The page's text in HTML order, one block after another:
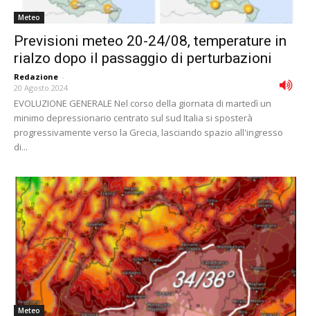
Meteo
Previsioni meteo 20-24/08, temperature in
rialzo dopo il passaggio di perturbazioni
Redazione -
20 Agosto 2024
EVOLUZIONE GENERALE Nel corso della giornata di martedì un
minimo depressionario centrato sul sud Italia si sposterà
progressivamente verso la Grecia, lasciando spazio all'ingresso
di...
Meteo